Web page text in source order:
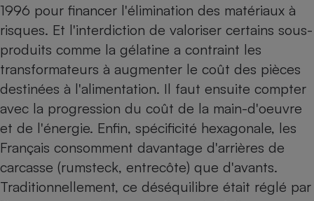
1996 pour financer l'élimination des matériaux à
risques. Et l'interdiction de valoriser certains sous-
produits comme la gélatine a contraint les
transformateurs à augmenter le coût des pièces
destinées à l'alimentation. Il faut ensuite compter
avec la progression du coût de la main-d'oeuvre
et de l'énergie. Enfin, spécificité hexagonale, les
Français consomment davantage d'arrières de
carcasse (rumsteck, entrecôte) que d'avants.
Traditionnellement, ce déséquilibre était réglé par